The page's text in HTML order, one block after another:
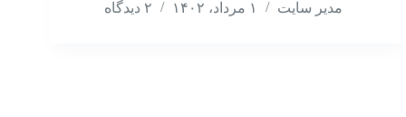
مدیر سایت
۱ مرداد، ۱۴۰۲ ۲ دیدگاه